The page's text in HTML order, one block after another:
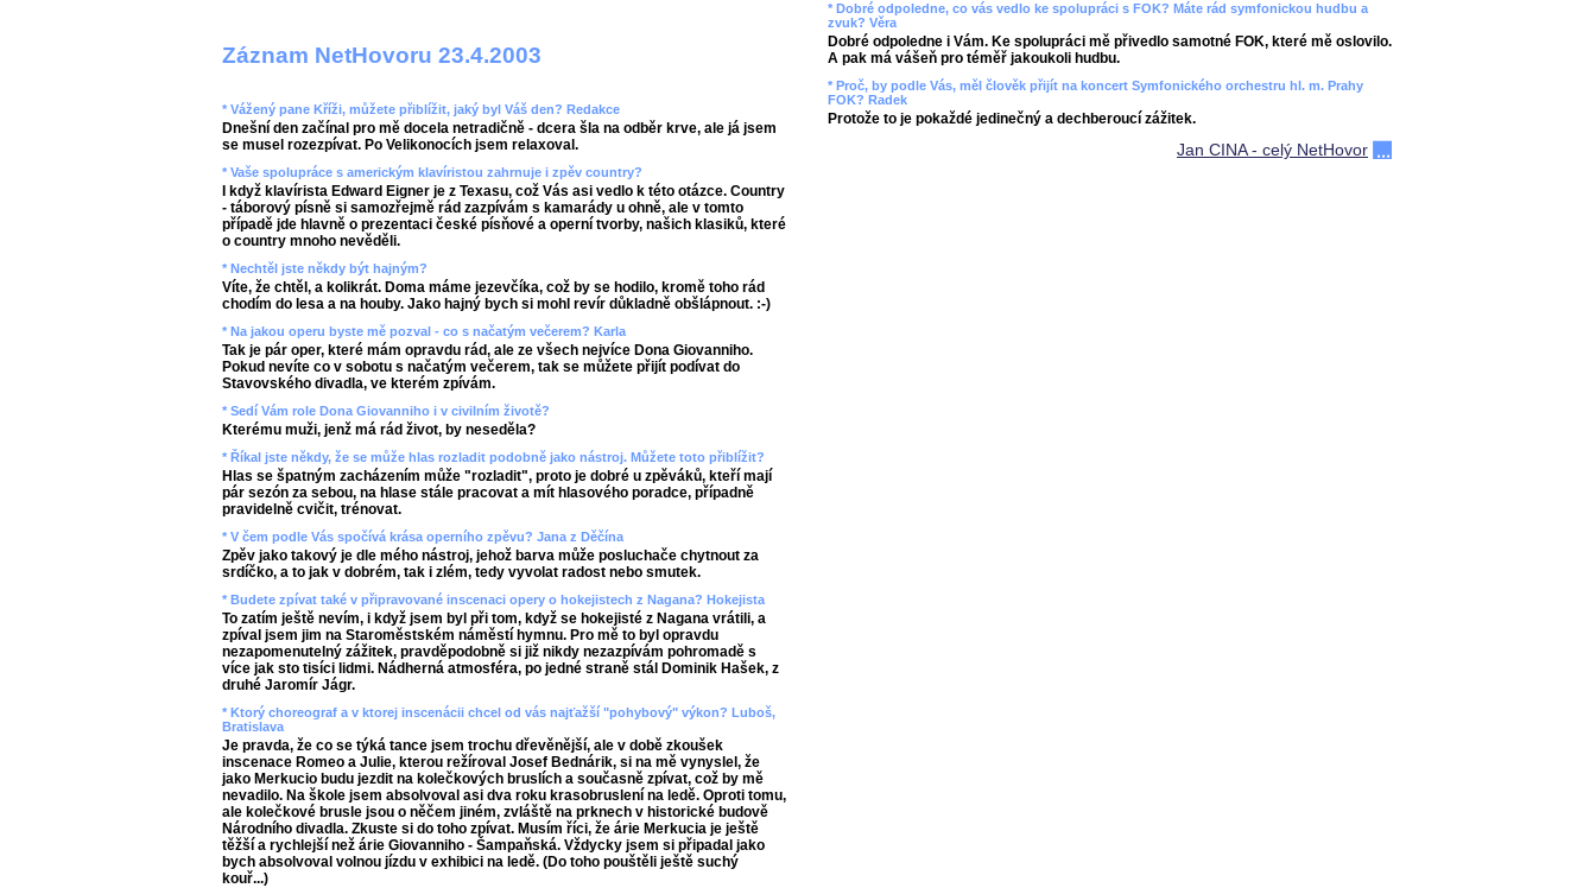
Záznam NetHovoru 23.4.2003
* Vážený pane Kříži, můžete přiblížit, jaký byl Váš den? Redakce
Dnešní den začínal pro mě docela netradičně - dcera šla na odběr krve, ale já jsem
se musel rozezpívat. Po Velikonocích jsem relaxoval.
* Vaše spolupráce s americkým klavíristou zahrnuje i zpěv country?
I když klavírista Edward Eigner je z Texasu, což Vás asi vedlo k této otázce. Country
- táborový písně si samozřejmě rád zazpívám s kamarády u ohně, ale v tomto
případě jde hlavně o prezentaci české písňové a operní tvorby, našich klasiků, které
o country mnoho nevěděli.
* Nechtěl jste někdy být hajným?
Víte, že chtěl, a kolikrát. Doma máme jezevčíka, což by se hodilo, kromě toho rád
chodím do lesa a na houby. Jako hajný bych si mohl revír důkladně obšlápnout. :-)
* Na jakou operu byste mě pozval - co s načatým večerem? Karla
Tak je pár oper, které mám opravdu rád, ale ze všech nejvíce Dona Giovanniho.
Pokud nevíte co v sobotu s načatým večerem, tak se můžete přijít podívat do
Stavovského divadla, ve kterém zpívám.
* Sedí Vám role Dona Giovanniho i v civilním životě?
Kterému muži, jenž má rád život, by neseděla?
* Říkal jste někdy, že se může hlas rozladit podobně jako nástroj. Můžete toto přiblížit?
Hlas se špatným zacházením může "rozladit", proto je dobré u zpěváků, kteří mají
pár sezón za sebou, na hlase stále pracovat a mít hlasového poradce, případně
pravidelně cvičit, trénovat.
* V čem podle Vás spočívá krása operního zpěvu? Jana z Děčína
Zpěv jako takový je dle mého nástroj, jehož barva může posluchače chytnout za
srdíčko, a to jak v dobrém, tak i zlém, tedy vyvolat radost nebo smutek.
* Budete zpívat také v připravované inscenaci opery o hokejistech z Nagana? Hokejista
To zatím ještě nevím, i když jsem byl při tom, když se hokejisté z Nagana vrátili, a
zpíval jsem jim na Staroměstském náměstí hymnu. Pro mě to byl opravdu
nezapomenutelný zážitek, pravděpodobně si již nikdy nezazpívám pohromadě s
více jak sto tisíci lidmi. Nádherná atmosféra, po jedné straně stál Dominik Hašek, z
druhé Jaromír Jágr.
* Ktorý choreograf a v ktorej inscenácii chcel od vás najťažší "pohybový" výkon? Luboš,
Bratislava
Je pravda, že co se týká tance jsem trochu dřevěnější, ale v době zkoušek
inscenace Romeo a Julie, kterou režíroval Josef Bednárik, si na mě vynyslel, že
jako Merkucio budu jezdit na kolečkových bruslích a současně zpívat, což by mě
nevadilo. Na škole jsem absolvoval asi dva roku krasobruslení na ledě. Oproti tomu,
ale kolečkové brusle jsou o něčem jiném, zvláště na prknech v historické budově
Národního divadla. Zkuste si do toho zpívat. Musím říci, že árie Merkucia je ještě
těžší a rychlejší než árie Giovanniho - Šampaňská. Vždycky jsem si připadal jako
bych absolvoval volnou jízdu v exhibici na ledě. (Do toho pouštěli ještě suchý
kouř...)
* Dobré odpoledne, co vás vedlo ke spolupráci s FOK? Máte rád symfonickou hudbu a
zvuk? Věra
Dobré odpoledne i Vám. Ke spolupráci mě přivedlo samotné FOK, které mě oslovilo.
A pak má vášeň pro téměř jakoukoli hudbu.
* Proč, by podle Vás, měl člověk přijít na koncert Symfonického orchestru hl. m. Prahy
FOK? Radek
Protože to je pokaždé jedinečný a dechberoucí zážitek.
Jan CINA - celý NetHovor